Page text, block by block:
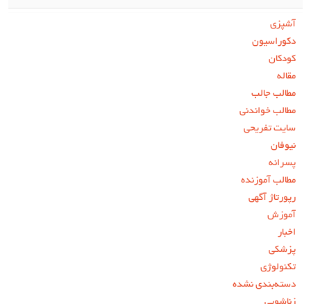
آشپزی
دکوراسیون
کودکان
مقاله
مطالب جالب
مطالب خواندنی
سایت تفریحی
نیوفان
پسرانه
مطالب آموزنده
رپورتاژ آگهی
آموزش
اخبار
پزشکی
تکنولوژی
دسته‌بندی نشده